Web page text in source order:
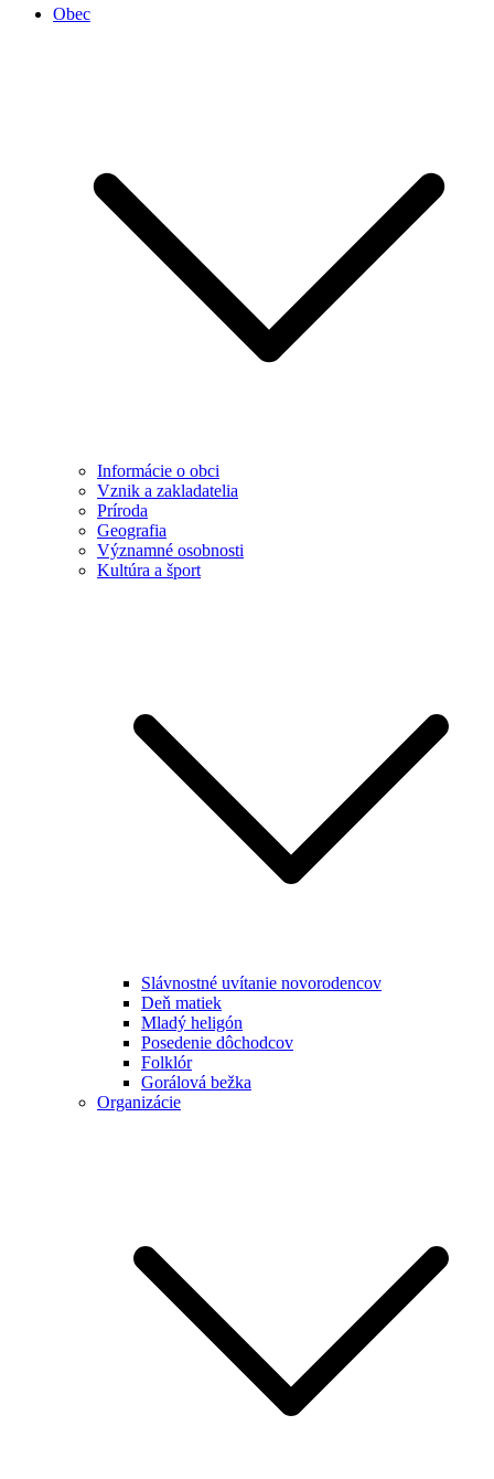
Obec
Informácie o obci
Vznik a zakladatelia
Príroda
Geografia
Významné osobnosti
Kultúra a šport
Slávnostné uvítanie novorodencov
Deň matiek
Mladý heligón
Posedenie dôchodcov
Folklór
Gorálová bežka
Organizácie